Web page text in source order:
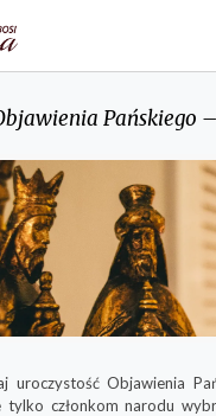
Pańskiego
uroczystośćObjawienia
tylko członkom narodu